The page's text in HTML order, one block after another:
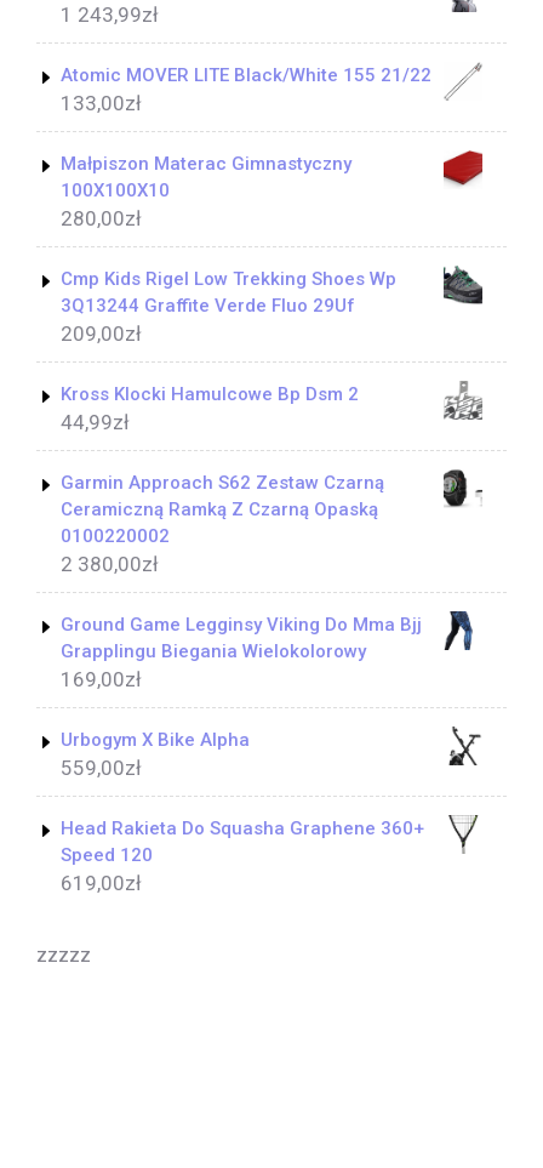
1 243,99zł
Atomic MOVER LITE Black/White 155 21/22
133,00zł
Małpiszon Materac Gimnastyczny
100X100X10
280,00zł
Cmp Kids Rigel Low Trekking Shoes Wp
3Q13244 Graffite Verde Fluo 29Uf
209,00zł
Kross Klocki Hamulcowe Bp Dsm 2
44,99zł
Garmin Approach S62 Zestaw Czarną
Ceramiczną Ramką Z Czarną Opaską
0100220002
2 380,00zł
Ground Game Legginsy Viking Do Mma Bjj
Grapplingu Biegania Wielokolorowy
169,00zł
Urbogym X Bike Alpha
559,00zł
Head Rakieta Do Squasha Graphene 360+
Speed 120
619,00zł
zzzzz